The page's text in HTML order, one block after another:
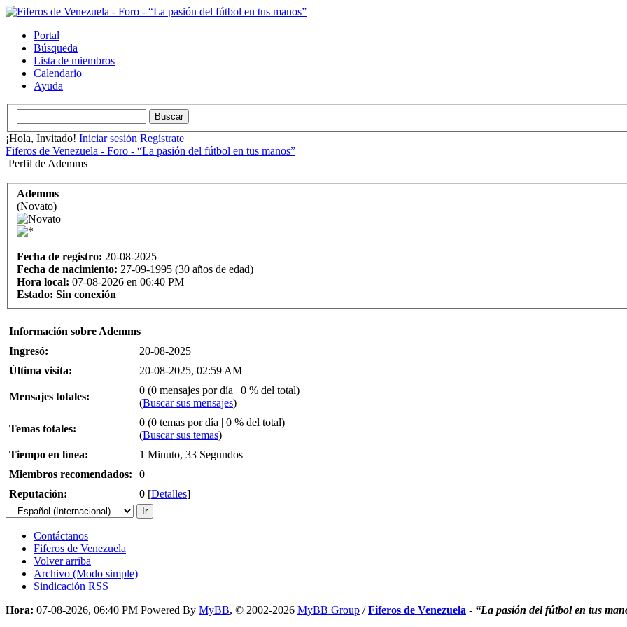
Portal
Búsqueda
Lista de miembros
Calendario
Ayuda
¡Hola, Invitado! Iniciar sesión Regístrate
Fiferos de Venezuela - Foro - “La pasión del fútbol en tus manos”
Perfil de Ademms
Ademms
(Novato)
Fecha de registro: 20-08-2025
Fecha de nacimiento: 27-09-1995 (30 años de edad)
Hora local: 07-08-2026 en 06:40 PM
Estado: Sin conexión
Información sobre Ademms
Ingresó:
20-08-2025
Última visita:
20-08-2025, 02:59 AM
Mensajes totales:
0 (0 mensajes por día | 0 % del total)
(Buscar sus mensajes)
Temas totales:
0 (0 temas por día | 0 % del total)
(Buscar sus temas)
Tiempo en línea:
1 Minuto, 33 Segundos
Miembros recomendados:
0
Reputación:
0 [Detalles]
Contáctanos
Fiferos de Venezuela
Volver arriba
Archivo (Modo simple)
Sindicación RSS
Hora: 07-08-2026, 06:40 PM Powered By MyBB, © 2002-2026 MyBB Group /Fiferos de Venezuela - “La pasión del fútbol en tus